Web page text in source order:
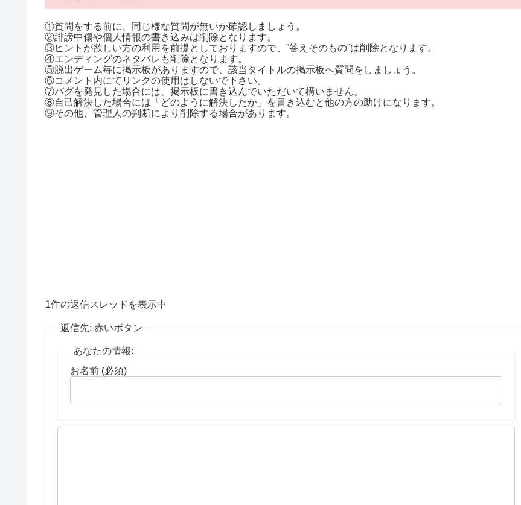
①質問をする前に、同じ様な質問が無いか確認しましょう。
②誹謗中傷や個人情報の書き込みは削除となります。
③ヒントが欲しい方の利用を前提としておりますので、”答えそのもの”は削除となります。
④エンディングのネタバレも削除となります。
⑤脱出ゲーム毎に掲示板がありますので、該当タイトルの掲示板へ質問をしましょう。
⑥コメント内にてリンクの使用はしないで下さい。
⑦バグを発見した場合には、掲示板に書き込んでいただいて構いません。
⑧自己解決した場合には「どのように解決したか」を書き込むと他の方の助けになります。
⑨その他、管理人の判断により削除する場合があります。
1件の返信スレッドを表示中
返信先: 赤いボタン
あなたの情報:
お名前 (必須)